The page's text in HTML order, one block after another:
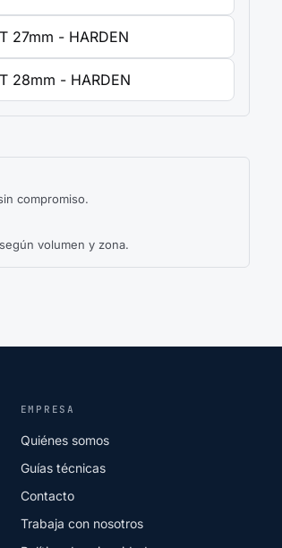
27mm - HARDEN
28mm - HARDEN
compromiso.
volumen y zona.
EMPRESA
Quiénes somos
Guías técnicas
Contacto
Trabaja con nosotros